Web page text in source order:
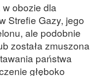
w obozie dla
Strefie Gazy, jego
ale podobnie
została zmuszona
państwa
głęboko